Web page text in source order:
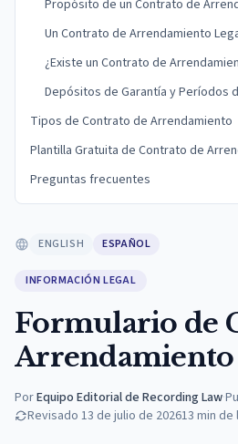
Propósito de un Contrato de
Un Contrato de Arrendamiento
¿Existe un Contrato de
Depósitos de Garantía y Períodos
Tipos de Contrato de Arrendamiento
Plantilla Gratuita de Contrato de
Preguntas frecuentes
ENGLISH ESPAÑOL
INFORMACIÓN LEGAL
Formulario de
Arrendamiento
PorEquipo Editorial de Recording Law·
Revisado 13 de julio de 202613 min de